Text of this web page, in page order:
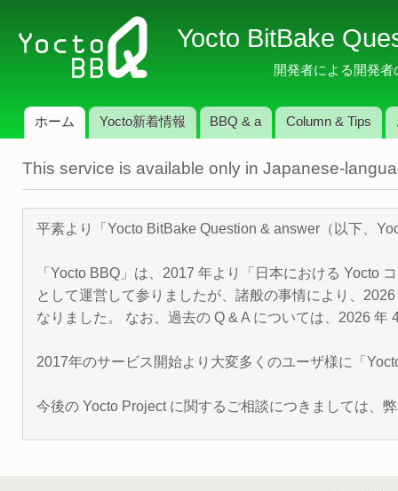
イ
コ
テ
ツ
に
移
動
Yocto BitBake
開発者による開発
メインメニュー
ホーム Yocto新着情報 BBQ & a Column & Tips
This service is available only in Japanese-
平素より「Yocto BitBake Question & answer（以下、
「Yocto BBQ」は、2017 年より「日本における Yocto
として運営して参りましたが、諸般の事情により、
なりました。 なお、過去の Q & A については、2026
2017年のサービス開始より大変多くのユーザ様に「
今後の Yocto Project に関するご相談につきましては、